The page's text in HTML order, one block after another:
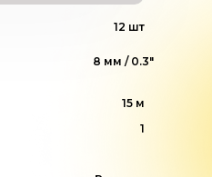
12 шт
15 м
1
8 мм / 0.3"